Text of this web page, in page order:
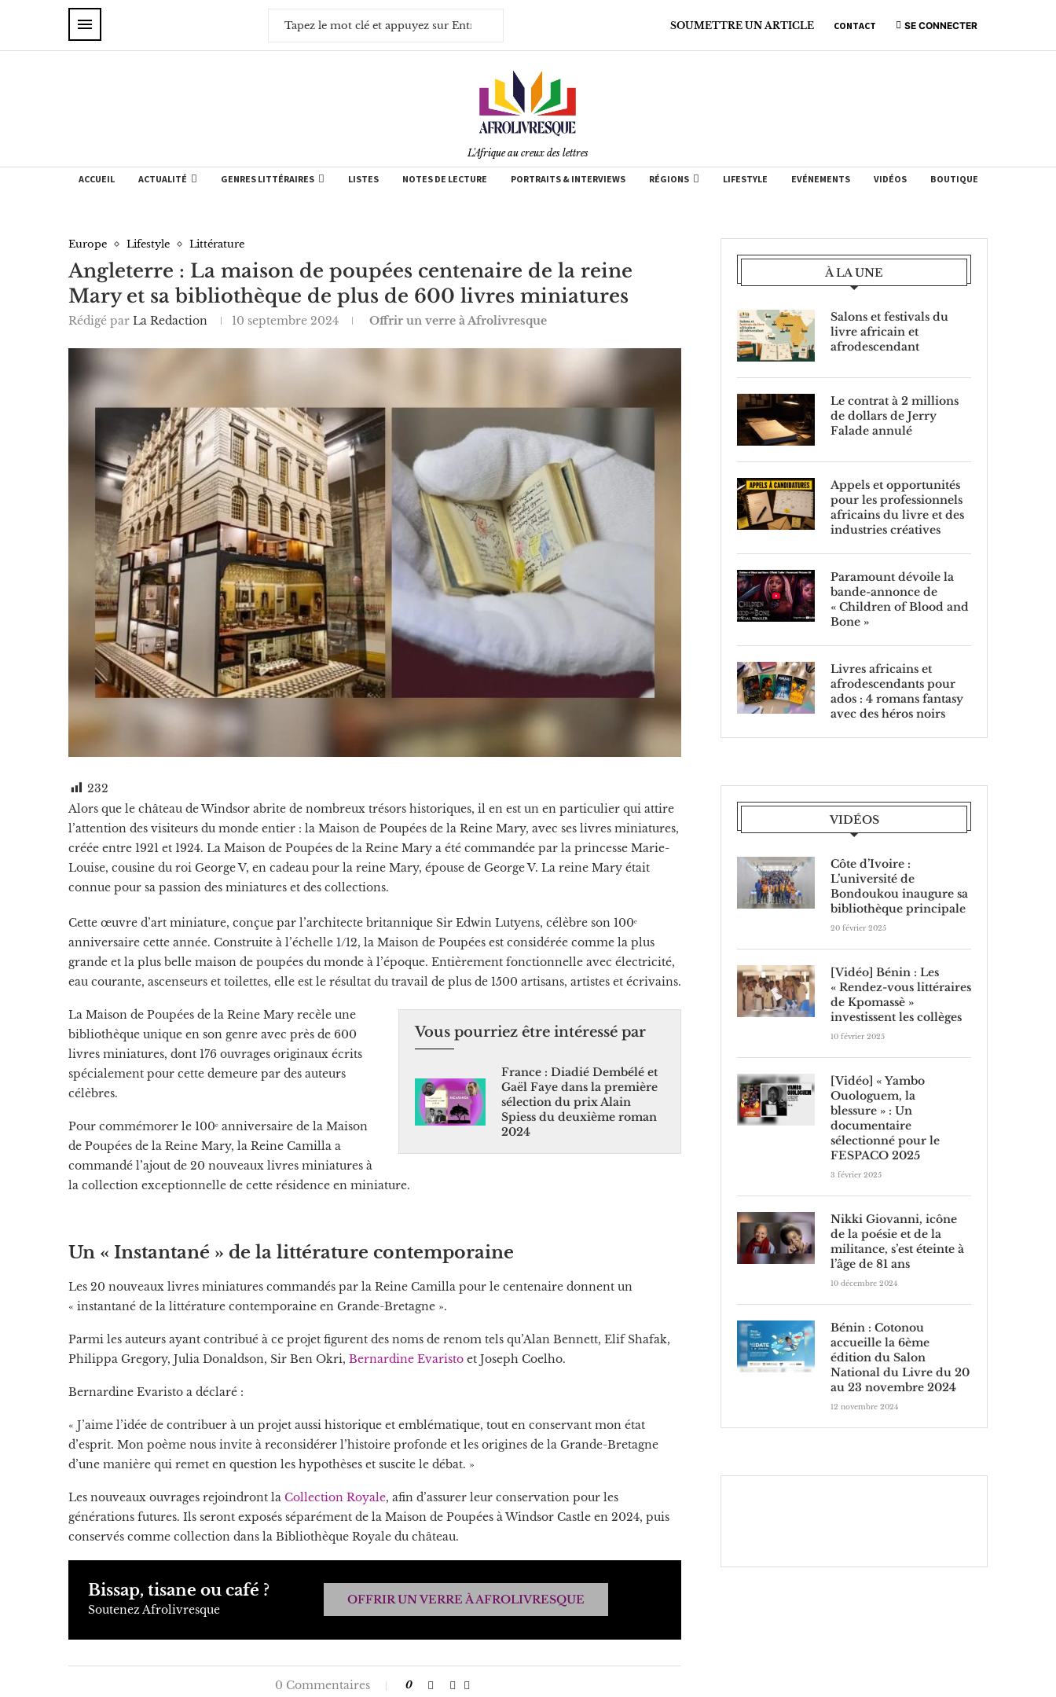
SOUMETTRE UN ARTICLE CONTACT SE CONNECTER
L'Afrique au creux des lettres
ACCUEIL ACTUALITÉ GENRES LITTÉRAIRES LISTES NOTES DE LECTURE PORTRAITS & INTERVIEWS RÉGIONS LIFESTYLE EVÉNEMENTS VIDÉOS BOUTIQUE
Europe Lifestyle Littérature
Angleterre : La maison de poupées centenaire de la reine
Mary et sa bibliothèque de plus de 600 livres miniatures
Rédigé par La Redaction 10 septembre 2024 Offrir un verre à Afrolivresque
232
Alors que le château de Windsor abrite de nombreux trésors historiques, il en est un en particulier qui attire
l’attention des visiteurs du monde entier : la Maison de Poupées de la Reine Mary, avec ses livres miniatures,
créée entre 1921 et 1924. La Maison de Poupées de la Reine Mary a été commandée par la princesse Marie-
Louise, cousine du roi George V, en cadeau pour la reine Mary, épouse de George V. La reine Mary était
connue pour sa passion des miniatures et des collections.
Cette œuvre d’art miniature, conçue par l’architecte britannique Sir Edwin Lutyens, célèbre son 100ᵉ
anniversaire cette année. Construite à l’échelle 1/12, la Maison de Poupées est considérée comme la plus
grande et la plus belle maison de poupées du monde à l’époque. Entièrement fonctionnelle avec électricité,
eau courante, ascenseurs et toilettes, elle est le résultat du travail de plus de 1500 artisans, artistes et écrivains.
Vous pourriez être intéressé par
France : Diadié Dembélé et
Gaël Faye dans la première
sélection du prix Alain
Spiess du deuxième roman
2024
La Maison de Poupées de la Reine Mary recèle une
bibliothèque unique en son genre avec près de 600
livres miniatures, dont 176 ouvrages originaux écrits
spécialement pour cette demeure par des auteurs
célèbres.
Pour commémorer le 100ᵉ anniversaire de la Maison
de Poupées de la Reine Mary, la Reine Camilla a
commandé l’ajout de 20 nouveaux livres miniatures à
la collection exceptionnelle de cette résidence en miniature.
Un « Instantané » de la littérature contemporaine
Les 20 nouveaux livres miniatures commandés par la Reine Camilla pour le centenaire donnent un
« instantané de la littérature contemporaine en Grande-Bretagne ».
Parmi les auteurs ayant contribué à ce projet figurent des noms de renom tels qu’Alan Bennett, Elif Shafak,
Philippa Gregory, Julia Donaldson, Sir Ben Okri, Bernardine Evaristo et Joseph Coelho.
Bernardine Evaristo a déclaré :
« J’aime l’idée de contribuer à un projet aussi historique et emblématique, tout en conservant mon état
d’esprit. Mon poème nous invite à reconsidérer l’histoire profonde et les origines de la Grande-Bretagne
d’une manière qui remet en question les hypothèses et suscite le débat. »
Les nouveaux ouvrages rejoindront la Collection Royale, afin d’assurer leur conservation pour les
générations futures. Ils seront exposés séparément de la Maison de Poupées à Windsor Castle en 2024, puis
conservés comme collection dans la Bibliothèque Royale du château.
Bissap, tisane ou café ?
Soutenez Afrolivresque
OFFRIR UN VERRE À AFROLIVRESQUE
0 Commentaires 0
À LA UNE
Salons et festivals du
livre africain et
afrodescendant
Le contrat à 2 millions
de dollars de Jerry
Falade annulé
Appels et opportunités
pour les professionnels
africains du livre et des
industries créatives
Paramount dévoile la
bande-annonce de
« Children of Blood and
Bone »
Livres africains et
afrodescendants pour
ados : 4 romans fantasy
avec des héros noirs
VIDÉOS
Côte d’Ivoire :
L’université de
Bondoukou inaugure sa
bibliothèque principale
20 février 2025
[Vidéo] Bénin : Les
« Rendez-vous littéraires
de Kpomassè »
investissent les collèges
10 février 2025
[Vidéo] « Yambo
Ouologuem, la
blessure » : Un
documentaire
sélectionné pour le
FESPACO 2025
3 février 2025
Nikki Giovanni, icône
de la poésie et de la
militance, s’est éteinte à
l’âge de 81 ans
10 décembre 2024
Bénin : Cotonou
accueille la 6ème
édition du Salon
National du Livre du 20
au 23 novembre 2024
12 novembre 2024